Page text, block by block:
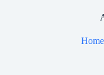
Home